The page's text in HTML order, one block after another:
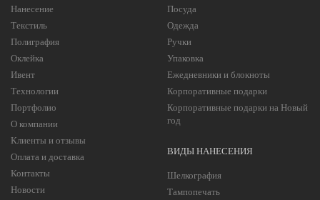
Нанесение
Текстиль
Полиграфия
Оклейка
Ивент
Технологии
Портфолио
О компании
Клиенты и отзывы
Оплата и доставка
Контакты
Новости
Посуда
Одежда
Ручки
Упаковка
Ежедневники и блокноты
Корпоративные подарки
Корпоративные подарки на Новый
год
ВИДЫ НАНЕСЕНИЯ
Шелкография
Тампопечать